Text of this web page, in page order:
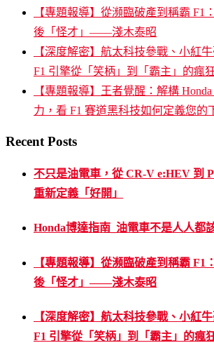
【專題報導】從瀕臨破產到稱霸 F1
後「怪才」——淺木泰昭
【深度解密】航太科技參戰、小紅
F1 引擎從「笑柄」到「霸主」的瘋
【專題報導】王者覺醒：解構
力，看 F1 賽道黑科技如何定義您的
Recent Posts
不只是油電車，從 CR-V e:HEV 到
重新定義「好開」
Honda博達指南_油電車不是人人都
【專題報導】從瀕臨破產到稱霸 F1
後「怪才」——淺木泰昭
【深度解密】航太科技參戰、小紅
F1 引擎從「笑柄」到「霸主」的瘋